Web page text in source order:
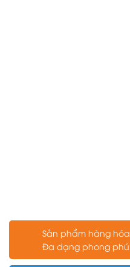
Sản phẩm hàng hóa
Đa dạng phong phú